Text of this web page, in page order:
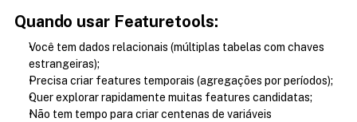
Quando usar Featuretools:
Você tem dados relacionais (múltiplas tabelas com chaves
estrangeiras);
Precisa criar features temporais (agregações por períodos);
Quer explorar rapidamente muitas features candidatas;
Não tem tempo para criar centenas de variáveis